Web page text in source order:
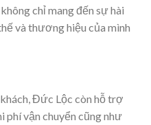
chỉ mang đến sự hài
và thương hiệu của mình
Đức Lộc còn hỗ trợ
phí vận chuyển cũng như